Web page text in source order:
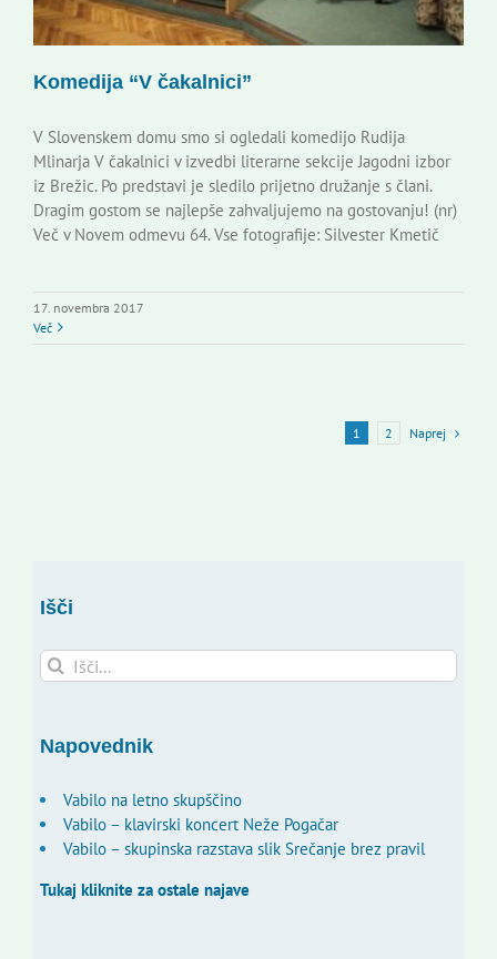
Komedija “V čakalnici”
V Slovenskem domu smo si ogledali komedijo Rudija
Mlinarja V čakalnici v izvedbi literarne sekcije Jagodni izbor
iz Brežic. Po predstavi je sledilo prijetno družanje s člani.
Dragim gostom se najlepše zahvaljujemo na gostovanju! (nr)
Več v Novem odmevu 64. Vse fotografije: Silvester Kmetič
17. novembra 2017
Več
1 2 Naprej
Išči
Search
for:
Napovednik
Vabilo na letno skupščino
Vabilo – klavirski koncert Neže Pogačar
Vabilo – skupinska razstava slik Srečanje brez pravil
Tukaj kliknite za ostale najave